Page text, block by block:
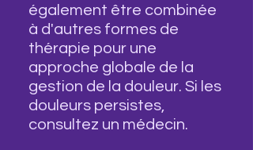
également être combinée
à d'autres formes de
thérapie pour une
approche globale de la
gestion de la douleur. Si les
douleurs persistes,
consultez un médecin.